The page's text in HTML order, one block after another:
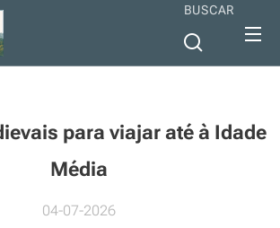
BUSCAR
para viajar até à Idade
Média
04-07-2026